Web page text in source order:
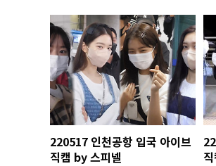
220517 인천공항 입국 아이브
직캠 by 스피넬